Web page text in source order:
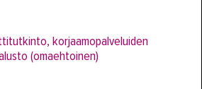
korjaamopalveluiden
(omaehtoinen)